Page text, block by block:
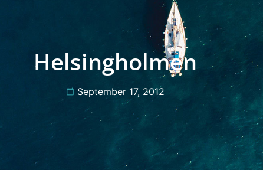
Helsingholmen
September 17, 2012